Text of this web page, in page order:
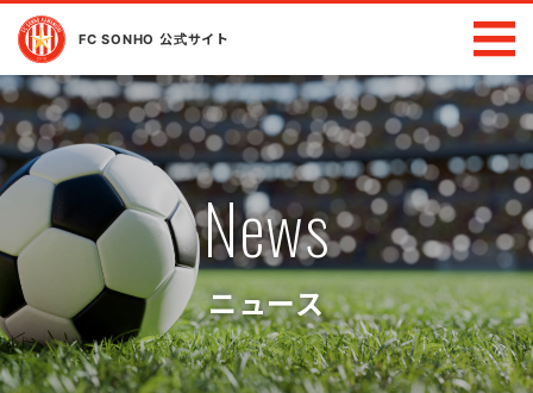
FC SONHO 公式サイト
News
ニュース